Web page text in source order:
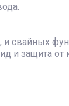
и свайных
и защита от